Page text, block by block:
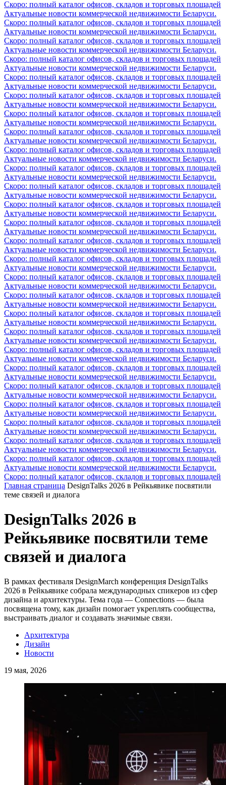
Скоро: полный каталог офисов, складов и торговых площадей
Актуальные новости коммерческой недвижимости Беларуси.
Скоро: полный каталог офисов, складов и торговых площадей
Актуальные новости коммерческой недвижимости Беларуси.
Скоро: полный каталог офисов, складов и торговых площадей
Актуальные новости коммерческой недвижимости Беларуси.
Скоро: полный каталог офисов, складов и торговых площадей
Актуальные новости коммерческой недвижимости Беларуси.
Скоро: полный каталог офисов, складов и торговых площадей
Актуальные новости коммерческой недвижимости Беларуси.
Скоро: полный каталог офисов, складов и торговых площадей
Актуальные новости коммерческой недвижимости Беларуси.
Скоро: полный каталог офисов, складов и торговых площадей
Актуальные новости коммерческой недвижимости Беларуси.
Скоро: полный каталог офисов, складов и торговых площадей
Актуальные новости коммерческой недвижимости Беларуси.
Скоро: полный каталог офисов, складов и торговых площадей
Актуальные новости коммерческой недвижимости Беларуси.
Скоро: полный каталог офисов, складов и торговых площадей
Актуальные новости коммерческой недвижимости Беларуси.
Скоро: полный каталог офисов, складов и торговых площадей
Актуальные новости коммерческой недвижимости Беларуси.
Скоро: полный каталог офисов, складов и торговых площадей
Актуальные новости коммерческой недвижимости Беларуси.
Скоро: полный каталог офисов, складов и торговых площадей
Актуальные новости коммерческой недвижимости Беларуси.
Скоро: полный каталог офисов, складов и торговых площадей
Актуальные новости коммерческой недвижимости Беларуси.
Скоро: полный каталог офисов, складов и торговых площадей
Актуальные новости коммерческой недвижимости Беларуси.
Скоро: полный каталог офисов, складов и торговых площадей
Актуальные новости коммерческой недвижимости Беларуси.
Скоро: полный каталог офисов, складов и торговых площадей
Актуальные новости коммерческой недвижимости Беларуси.
Скоро: полный каталог офисов, складов и торговых площадей
Актуальные новости коммерческой недвижимости Беларуси.
Скоро: полный каталог офисов, складов и торговых площадей
Актуальные новости коммерческой недвижимости Беларуси.
Скоро: полный каталог офисов, складов и торговых площадей
Актуальные новости коммерческой недвижимости Беларуси.
Скоро: полный каталог офисов, складов и торговых площадей
Актуальные новости коммерческой недвижимости Беларуси.
Скоро: полный каталог офисов, складов и торговых площадей
Актуальные новости коммерческой недвижимости Беларуси.
Скоро: полный каталог офисов, складов и торговых площадей
Актуальные новости коммерческой недвижимости Беларуси.
Скоро: полный каталог офисов, складов и торговых площадей
Актуальные новости коммерческой недвижимости Беларуси.
Скоро: полный каталог офисов, складов и торговых площадей
Актуальные новости коммерческой недвижимости Беларуси.
Скоро: полный каталог офисов, складов и торговых площадей
Актуальные новости коммерческой недвижимости Беларуси.
Скоро: полный каталог офисов, складов и торговых площадей
Главная страница DesignTalks 2026 в Рейкьявике посвятили
теме связей и диалога
DesignTalks 2026 в
Рейкьявике посвятили теме
связей и диалога
В рамках фестиваля DesignMarch конференция DesignTalks
2026 в Рейкьявике собрала международных спикеров из сфер
дизайна и архитектуры. Тема года — Connections — была
посвящена тому, как дизайн помогает укреплять сообщества,
выстраивать диалог и создавать значимые связи.
Архитектура
Дизайн
Новости
19 мая, 2026